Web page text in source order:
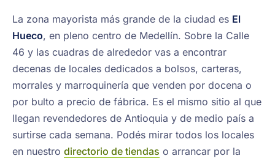
La zona mayorista más grande de la ciudad es El
Hueco, en pleno centro de Medellín. Sobre la Calle
46 y las cuadras de alrededor vas a encontrar
decenas de locales dedicados a bolsos, carteras,
morrales y marroquinería que venden por docena o
por bulto a precio de fábrica. Es el mismo sitio al que
llegan revendedores de Antioquia y de medio país a
surtirse cada semana. Podés mirar todos los locales
en nuestro directorio de tiendas o arrancar por la